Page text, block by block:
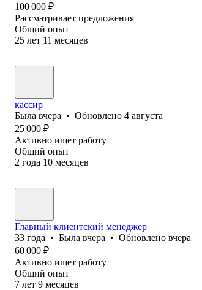
100 000 ₽
Рассматривает предложения
Общий опыт
25 лет 11 месяцев
кассир
Была вчера • Обновлено 4 августа
25 000 ₽
Активно ищет работу
Общий опыт
2 года 10 месяцев
Главный клиентский менеджер
33 года • Была вчера • Обновлено вчера
60 000 ₽
Активно ищет работу
Общий опыт
7 лет 9 месяцев